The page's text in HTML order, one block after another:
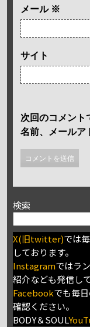
メール ※
サイト
次回のコメント
名前、メールア
検索
X(旧twitter)では
しております。
Instagramではラ
紹介なども発信し
Facebookでも毎
確認ください。
BODY＆SOUL